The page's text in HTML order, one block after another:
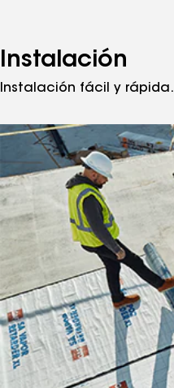
Instalación
Instalación fácil y rápida.